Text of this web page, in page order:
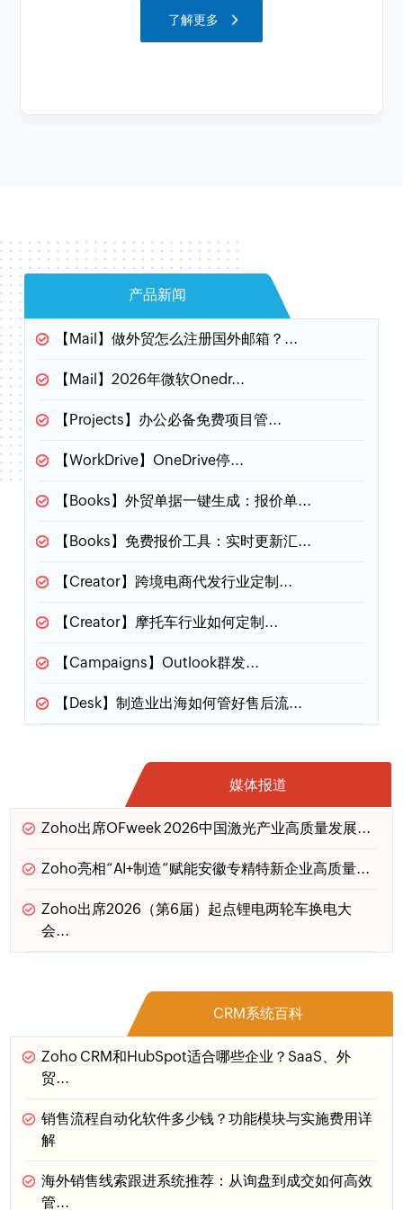
了解更多
产品新闻
【Mail】 做外贸怎么注册国外邮箱？...
【Mail】 2026年微软Onedr...
【Projects】 办公必备免费项目管...
【WorkDrive】 OneDrive停...
【Books】 外贸单据一键生成：报价单...
【Books】 免费报价工具：实时更新汇...
【Creator】 跨境电商代发行业定制...
【Creator】 摩托车行业如何定制...
【Campaigns】 Outlook群发...
【Desk】 制造业出海如何管好售后流...
媒体报道
Zoho出席OFweek 2026中国激光产业高质量发展...
Zoho亮相“AI+制造”赋能安徽专精特新企业高质量...
Zoho出席2026（第6届）起点锂电两轮车换电大
会...
CRM系统百科
Zoho CRM和HubSpot适合哪些企业？SaaS、外
贸...
销售流程自动化软件多少钱？功能模块与实施费用详
解
海外销售线索跟进系统推荐：从询盘到成交如何高效
管...